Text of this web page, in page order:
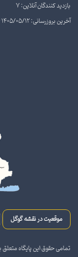
بازدید کنندگان آنلاین: 7
آخرین بروزرسانی: 1405/05/12 11:44
موقعیت در نقشه گوگل
تمامی حقوق این پایگاه